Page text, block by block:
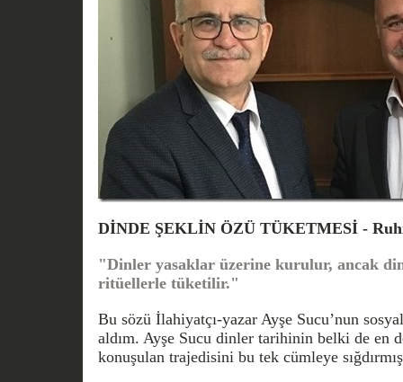
DİNDE ŞEKLİN ÖZÜ TÜKETMESİ -
"Dinler yasaklar üzerine kurulur, ancak
ritüellerle tüketilir."
Bu sözü İlahiyatçı-yazar Ayşe Sucu’nun
aldım. Ayşe Sucu dinler tarihinin belki de en
konuşulan trajedisini bu tek cümleye